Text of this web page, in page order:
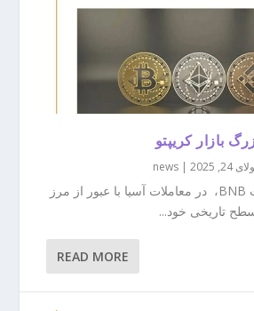
بازار کریپتو
24, 2025
|
news
صبح چهارشنبه، قیمت BNB، در معاملات آسیا با عبور از مرز
READ MORE